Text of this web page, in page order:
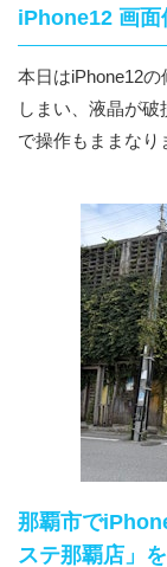
iPhone12 画面
本日はiPhone12
しまい、液晶が
那覇市で
ステ那覇店」